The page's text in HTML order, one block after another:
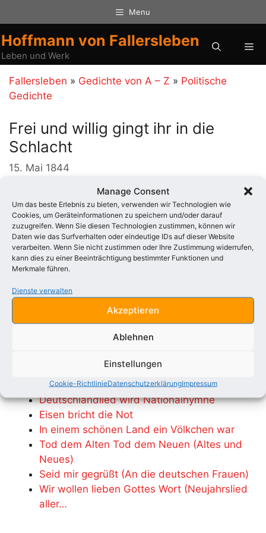
Manage Consent
Um das beste Erlebnis zu bieten, verwenden wir Technologien wie
Cookies, um Geräteinformationen zu speichern und/oder darauf
zuzugreifen. Wenn Sie diesen Technologien zustimmen, können wir
Daten wie das Surfverhalten oder eindeutige IDs auf dieser Website
verarbeiten. Wenn Sie nicht zustimmen oder Ihre Zustimmung widerrufen,
kann dies zu einer Beeinträchtigung bestimmter Funktionen und
Merkmale führen.
Dienste verwalten
Akzeptieren
Ablehnen
Einstellungen
Cookie-RichtlinieDatenschutzerklärungImpressum
Inhalt
springen
Menu
Hoffmann von Fallersleben
Leben und Werk
Fallersleben » Gedichte von A – Z » Politische
Gedichte
Frei und willig gingt ihr in die
Schlacht
15. Mai 1844
Frei und willig gingt ihr in die Schlacht
Frei und willig littet ihr den Tod
und die Rettung Deutschlands ward vollbracht
hell ging auf der Freiheit Morgenrot
Stelltet ihr euch heute wieder ein
heute dürftet ihr nur willig sein
weil man f r e i zu sein der Welt verbot.
Politische Gedichte
Auch interessant:
Deutschlandlied wird Nationalhymne
Eisen bricht die Not
In einem schönen Land ein Völkchen war
Tod dem Alten Tod dem Neuen (Altes und
Neues)
Seid mir gegrüßt (An die deutschen Frauen)
Wir wollen lieben Gottes Wort (Neujahrslied
aller…